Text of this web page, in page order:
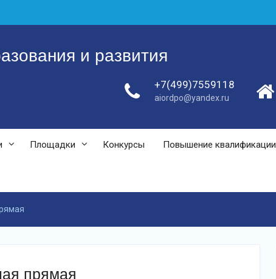
и развития
+7(499)7559118
aiordpo@yandex.ru
Площадки Конкурсы Повышение квалификации
прямая